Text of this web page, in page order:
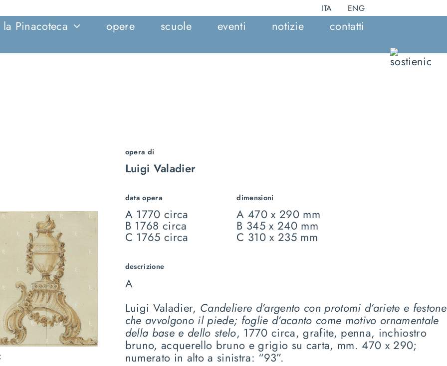
ITA ENG
la Pinacoteca opere scuole eventi notizie contatti
opera di
Luigi Valadier
data opera
A 1770 circa
B 1768 circa
C 1765 circa
dimensioni
A 470 x 290 mm
B 345 x 240 mm
C 310 x 235 mm
descrizione
A
Luigi Valadier, Candeliere d’argento con protomi d’ariete e festone
che avvolgono il piede; foglie d’acanto come motivo ornamentale
della base e dello stelo, 1770 circa, grafite, penna, inchiostro
bruno, acquerello bruno e grigio su carta, mm. 470 x 290;
numerato in alto a sinistra: “93”.